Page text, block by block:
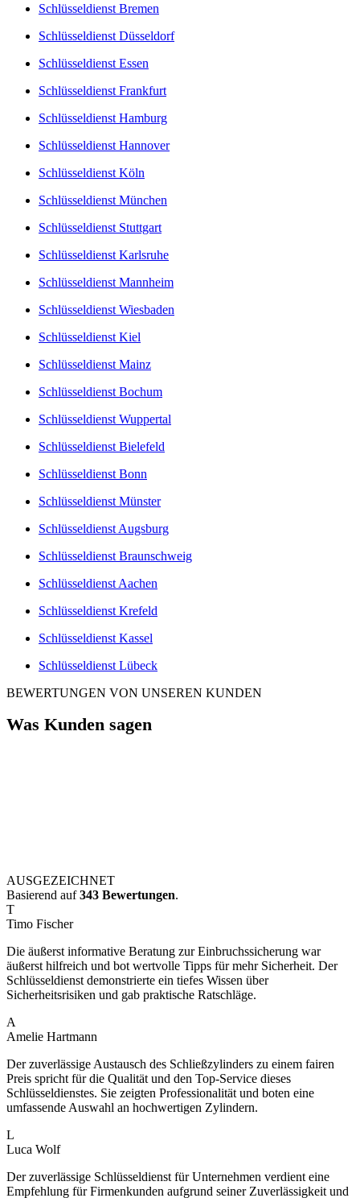
Schlüsseldienst Bremen
Schlüsseldienst Düsseldorf
Schlüsseldienst Essen
Schlüsseldienst Frankfurt
Schlüsseldienst Hamburg
Schlüsseldienst Hannover
Schlüsseldienst Köln
Schlüsseldienst München
Schlüsseldienst Stuttgart
Schlüsseldienst Karlsruhe
Schlüsseldienst Mannheim
Schlüsseldienst Wiesbaden
Schlüsseldienst Kiel
Schlüsseldienst Mainz
Schlüsseldienst Bochum
Schlüsseldienst Wuppertal
Schlüsseldienst Bielefeld
Schlüsseldienst Bonn
Schlüsseldienst Münster
Schlüsseldienst Augsburg
Schlüsseldienst Braunschweig
Schlüsseldienst Aachen
Schlüsseldienst Krefeld
Schlüsseldienst Kassel
Schlüsseldienst Lübeck
BEWERTUNGEN VON UNSEREN KUNDEN
Was Kunden sagen
AUSGEZEICHNET
Basierend auf343 Bewertungen.
T
Timo Fischer
Die äußerst informative Beratung zur Einbruchssicherung war
äußerst hilfreich und bot wertvolle Tipps für mehr Sicherheit. Der
Schlüsseldienst demonstrierte ein tiefes Wissen über
Sicherheitsrisiken und gab praktische Ratschläge.
A
Amelie Hartmann
Der zuverlässige Austausch des Schließzylinders zu einem fairen
Preis spricht für die Qualität und den Top-Service dieses
Schlüsseldienstes. Sie zeigten Professionalität und boten eine
umfassende Auswahl an hochwertigen Zylindern.
L
Luca Wolf
Der zuverlässige Schlüsseldienst für Unternehmen verdient eine
Empfehlung für Firmenkunden aufgrund seiner Zuverlässigkeit und